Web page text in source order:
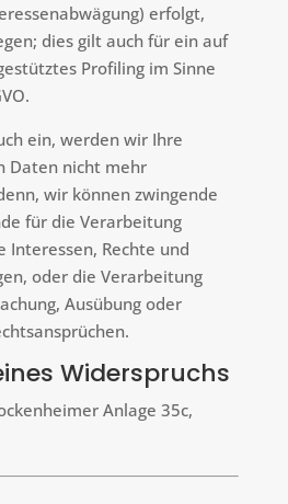
erfolgt,
dies gilt auch für ein auf
Profiling im Sinne
ein, werden wir Ihre
Daten nicht mehr
wir können zwingende
für die Verarbeitung
Interessen, Rechte und
oder die Verarbeitung
Ausübung oder
Widerspruchs
Anlage 35c,